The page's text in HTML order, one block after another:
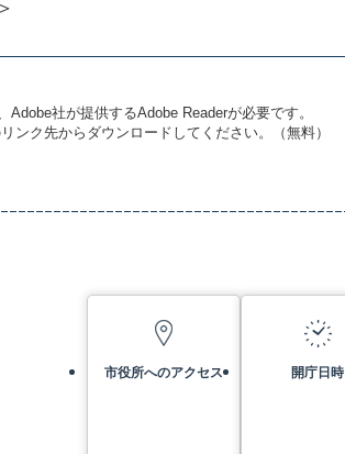
社が提供するAdobe Readerが必要です。
ンク先からダウンロードしてください。（無料）
市役所へのアクセス 開庁日時